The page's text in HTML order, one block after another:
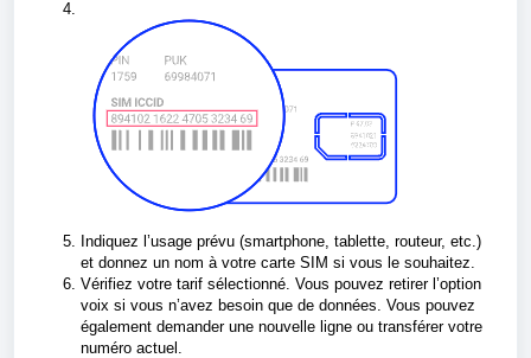
Indiquez l’usage prévu (smartphone, tablette, routeur, etc.)
et donnez un nom à votre carte SIM si vous le souhaitez.
Vérifiez votre tarif sélectionné. Vous pouvez retirer l’option
voix si vous n’avez besoin que de données. Vous pouvez
également demander une nouvelle ligne ou transférer votre
numéro actuel.